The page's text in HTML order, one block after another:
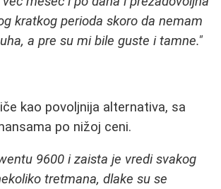
kratkog perioda skoro da nemam
a pre su mi bile guste i tamne."
kao povoljnija alternativa, sa
po nižoj ceni.
9600 i zaista je vredi svakog
tretmana, dlake su se